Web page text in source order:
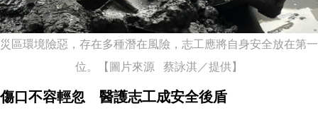
災區環境險惡，存在多種潛在風險，志工應將自身安全放在第一
位。【圖片來源 蔡詠淇／提供】
傷口不容輕忽 醫護志工成安全後盾